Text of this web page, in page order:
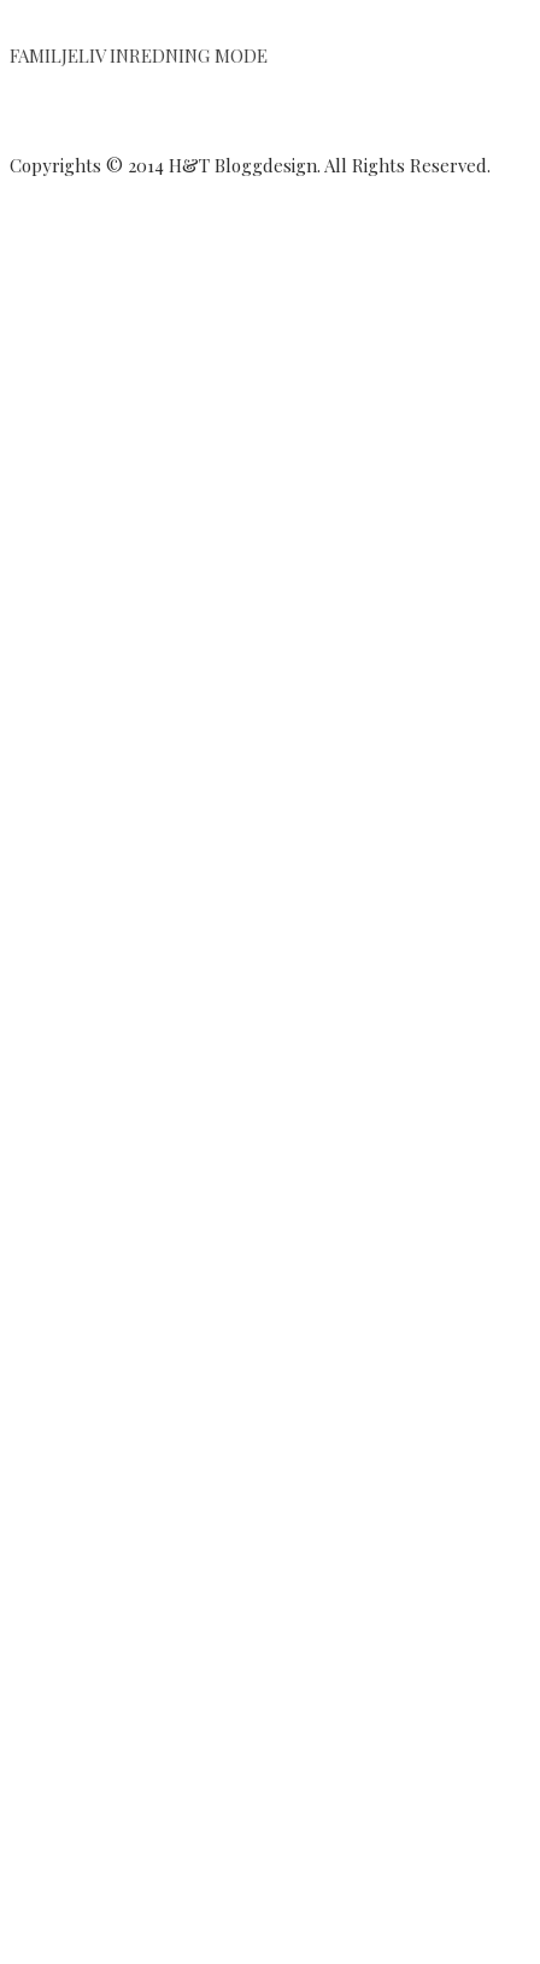
FAMILJELIV INREDNING MODE
Copyrights © 2014 H&T Bloggdesign. All Rights Reserved.